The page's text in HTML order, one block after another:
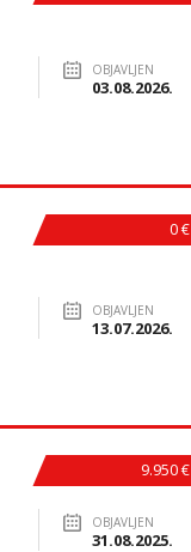
OBJAVLJEN
03.08.2026.
0 €
OBJAVLJEN
13.07.2026.
9.950 €
OBJAVLJEN
31.08.2025.